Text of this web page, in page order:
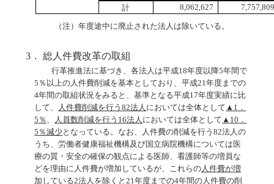
計 8,062,627
（注）年度途中に廃止された法人は除いている。
3． 総人件費改革の取組
行革推進法に基づき、各法人は平成18年度以降5年間で
5％以上の人件費削減を基本としており、平成21年度までの
4年間の取組状況をみると、基準となる平成17年度実績に比
して、
人件費削減を行う82法人 においては全体として ▲1．
5％ 、 人員数削減を行う16法人 においては全体として ▲10．
5％減少となっている。なお、人件費の削減を行う82法人の
うち、労働者健康福祉機構及び国立病院機構については医
療の質・安全の確保の観点による医師、看護師等の増員な
どを理由に人件費が増加しているが、これらの人件費が増
加している2法人を除くと21年度までの4年間の人件費の削